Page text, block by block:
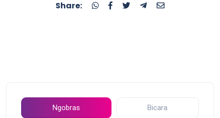
Share:
Ngobras Bicara